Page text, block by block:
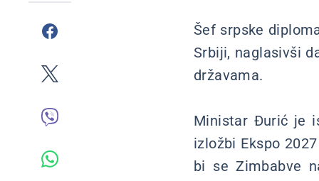
Šef srpske
Srbiji, naglasivši
državama.
Ministar Đurić je
izložbi Ekspo
bi se Zimbabve